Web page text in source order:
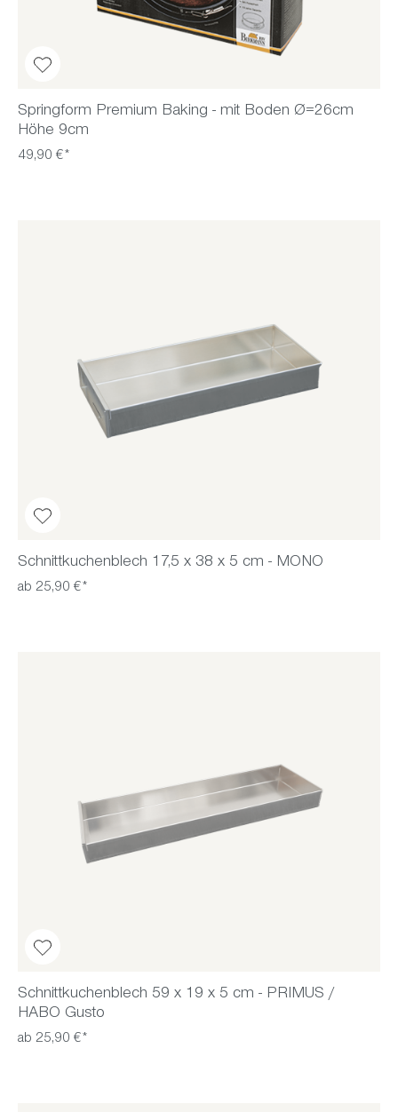
Springform Premium Baking - mit Boden Ø=26cm
Höhe 9cm
49,90 €*
Schnittkuchenblech 17,5 x 38 x 5 cm - MONO
ab 25,90 €*
Schnittkuchenblech 59 x 19 x 5 cm - PRIMUS /
HABO Gusto
ab 25,90 €*